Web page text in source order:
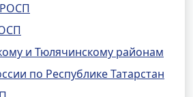
РОСП
и Тюлячинскому районам
по Республике Татарстан